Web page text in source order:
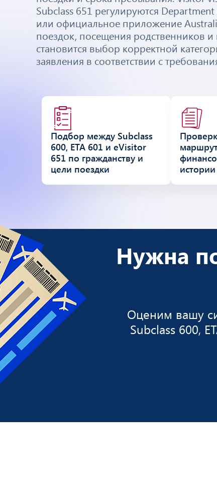
Subclass 651 регулируются
или официальное приложение
поездок, посещения родственников и
становится выбор корректной
заявления в соответствии с
Подбор между Subclass
600, ETA 601 и eVisitor
651 по гражданству и
цели поездки
истории
Нужна
Оценим вашу
Subclass 600,